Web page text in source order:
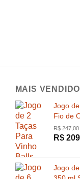
MAIS
Jogo
Fio de
R$
Jogo